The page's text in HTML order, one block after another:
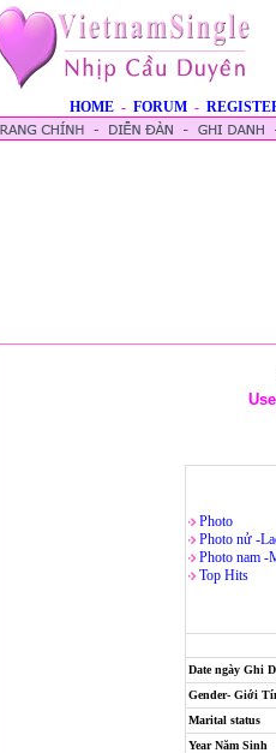
HOME - FORUM -
Photo
Photo nử -
Photo nam -
Top Hits
Date ngày Ghi
Gender- Giới
Marital status
Year Năm Sinh